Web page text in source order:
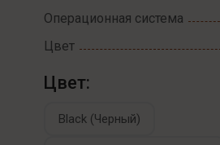
Операционная система
Цвет
Цвет:
Black (Черный)